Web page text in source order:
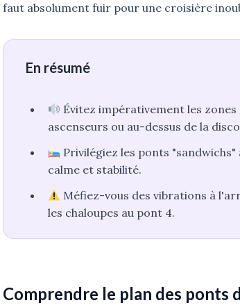
faut absolument fuir pour une croisière
En résumé
Évitez impérativement les zones
ascenseurs ou au-dessus de la
Privilégiez les ponts
calme et stabilité.
Méfiez-vous des vibrations à
les chaloupes au pont 4.
Comprendre le plan des ponts